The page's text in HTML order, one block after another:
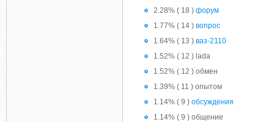
2.28% ( 18 ) форум
1.77% ( 14 ) вопрос
1.64% ( 13 ) ваз-2110
1.52% ( 12 ) lada
1.52% ( 12 ) обмен
1.39% ( 11 ) опытом
1.14% ( 9 ) обсуждения
1.14% ( 9 ) общение